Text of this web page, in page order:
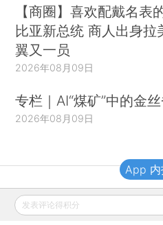
【商圈】喜欢配戴名表
比亚新总统 商人出身拉
翼又一员
2026年08月09日
专栏｜AI“煤矿”中的金
2026年08月09日
财新移动
发表评论得积分
App 内